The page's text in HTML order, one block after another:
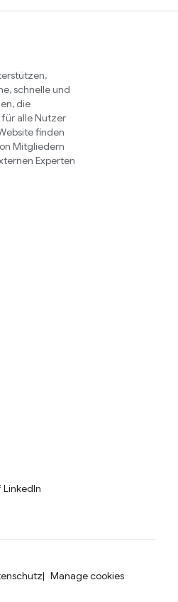
schnelle und
die
alle Nutzer
finden
Mitgliedern
Experten
Manage cookies